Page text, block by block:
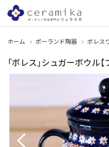
ホーム ポーランド陶器 ボレス
「ボレス」シュガーボウル